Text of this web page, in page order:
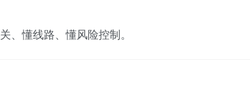
、懂线路、懂风险控制。